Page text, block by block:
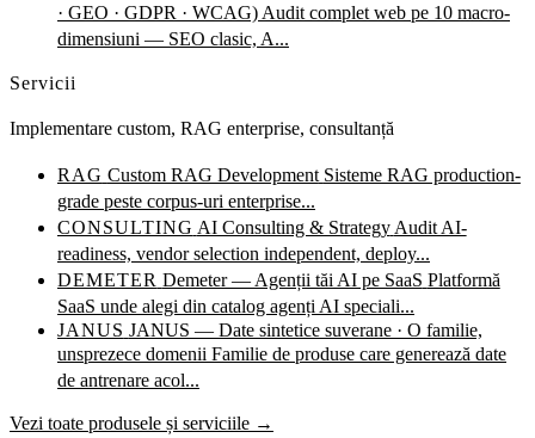
· GEO · GDPR · WCAG) Audit complet web pe 10 macro-
dimensiuni — SEO clasic, A...
Servicii
Implementare custom, RAG enterprise, consultanță
RAG Custom RAG Development Sisteme RAG production-
grade peste corpus-uri enterprise...
CONSULTING AI Consulting & Strategy Audit AI-
readiness, vendor selection independent, deploy...
DEMETER Demeter — Agenții tăi AI pe SaaS Platformă
SaaS unde alegi din catalog agenți AI speciali...
JANUS JANUS — Date sintetice suverane · O familie,
unsprezece domenii Familie de produse care generează date
de antrenare acol...
Vezi toate produsele și serviciile →